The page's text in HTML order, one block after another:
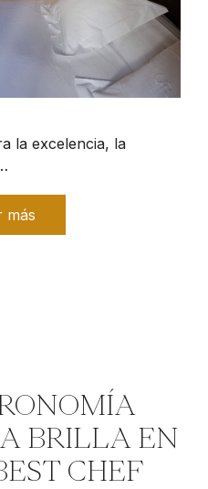
la excelencia, la
más
BRILLA EN
CHEF